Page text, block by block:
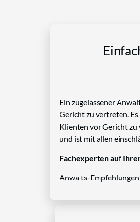
Ein zugelassener
Gericht zu vertreten.
Klienten vor Gericht zu
und ist mit allen
Fachexperten auf
Anwalts-Empfehlungen